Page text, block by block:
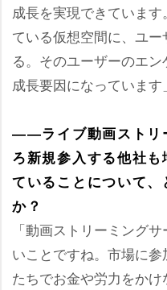
成長を実現できていま
ている仮想空間に、ユ
る。そのユーザーのエ
成長要因になっています」
――ライブ動画ストリ
ろ新規参入する他社
ていることについて
か？
「動画ストリーミング
いことですね。市場に
たちでお金や労力をか